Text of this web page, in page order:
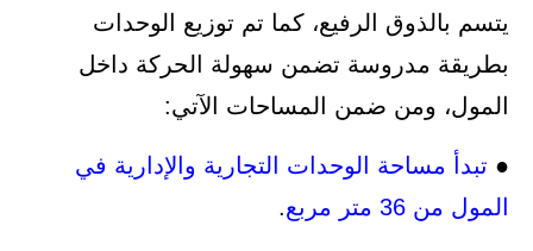
يتسم بالذوق الرفيع، كما تم توزيع الوحدات
بطريقة مدروسة تضمن سهولة الحركة داخل
المول، ومن ضمن المساحات الآتي:
● تبدأ مساحة الوحدات التجارية والإدارية في
المول من 36 متر مربع
.